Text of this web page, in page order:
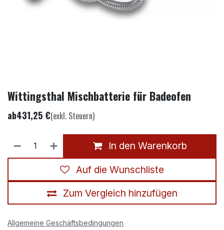
Wittingsthal Mischbatterie für Badeofen
ab431,25 €(exkl. Steuern)
In den Warenkorb
Zum Vergleich hinzufügen
Auf die Wunschliste
Allgemeine Geschäftsbedingungen